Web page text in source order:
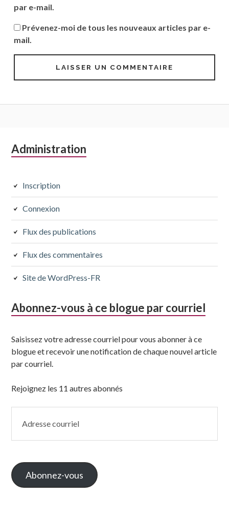
par e-mail.
Prévenez-moi de tous les nouveaux articles par e-
mail.
Colonne
subsidiaire
Administration
Inscription
Connexion
Flux des publications
Flux des commentaires
Site de WordPress-FR
Abonnez-vous à ce blogue par courriel
Saisissez votre adresse courriel pour vous abonner à ce
blogue et recevoir une notification de chaque nouvel article
par courriel.
Rejoignez les 11 autres abonnés
courriel
Abonnez-vous